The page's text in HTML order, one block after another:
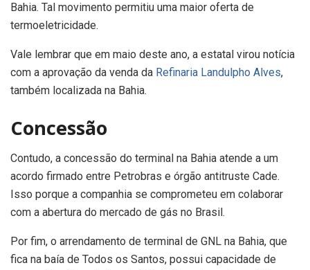
Bahia. Tal movimento permitiu uma maior oferta de
termoeletricidade.
Vale lembrar que em maio deste ano, a estatal virou notícia
com a aprovação da venda da Refinaria Landulpho Alves,
também localizada na Bahia.
Concessão
Contudo, a concessão do terminal na Bahia atende a um
acordo firmado entre Petrobras e órgão antitruste Cade.
Isso porque a companhia se comprometeu em colaborar
com a abertura do mercado de gás no Brasil.
Por fim, o arrendamento de terminal de GNL na Bahia, que
fica na baía de Todos os Santos, possui capacidade de